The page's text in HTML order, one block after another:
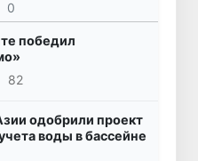
0
победил
82
одобрили проект
воды в бассейне